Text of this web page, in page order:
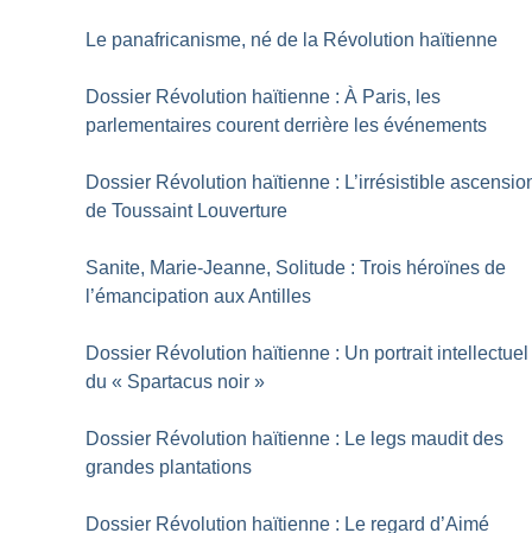
Le panafricanisme, né de la Révolution haïtienne
Dossier Révolution haïtienne : À Paris, les
parlementaires courent derrière les événements
Dossier Révolution haïtienne : L’irrésistible
de Toussaint Louverture
Sanite, Marie-Jeanne, Solitude : Trois héroïnes de
l’émancipation aux Antilles
Dossier Révolution haïtienne : Un portrait intellectuel
du « Spartacus noir »
Dossier Révolution haïtienne : Le legs maudit des
grandes plantations
Dossier Révolution haïtienne : Le regard d’Aimé